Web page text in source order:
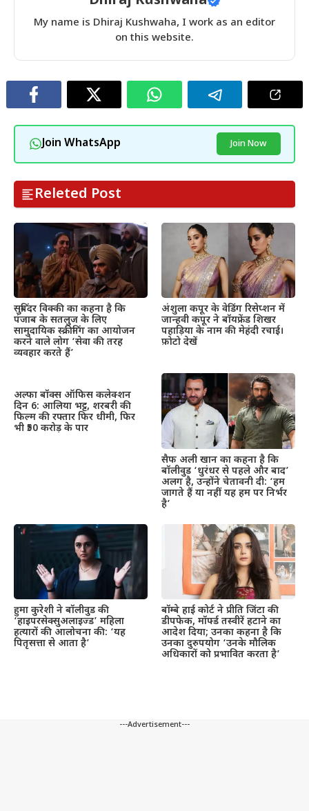
My name is Dhiraj Kushwaha, I work as an editor
on this website.
Join WhatsApp Join Now
Releted Post
सुबिंदर विक्की का कहना है कि
पंजाब के सतलुज के लिए
सामुदायिक स्क्रीनिंग का आयोजन
करने वाले लोग ‘सेवा की तरह
व्यवहार करते हैं’
अंशुला कपूर के वेडिंग रिसेप्शन में
जान्हवी कपूर ने बॉयफ्रेंड शिखर
पहाड़िया के नाम की मेहंदी रचाई।
फ़ोटो देखें
अल्फा बॉक्स ऑफिस कलेक्शन
दिन 6: आलिया भट्ट, शरबरी की
फिल्म की रफ्तार फिर धीमी, फिर
भी ₹50 करोड़ के पार
सैफ अली खान का कहना है कि
बॉलीवुड ‘धुरंधर से पहले और बाद’
अलग है, उन्होंने चेतावनी दी: ‘हम
जागते हैं या नहीं यह हम पर निर्भर
है’
हुमा कुरेशी ने बॉलीवुड की
‘हाइपरसेक्सुअलाइज्ड’ महिला
हत्यारों की आलोचना की: ‘यह
पितृसत्ता से आता है’
बॉम्बे हाई कोर्ट ने प्रीति जिंटा की
डीपफेक, मॉर्फ्ड तस्वीरें हटाने का
आदेश दिया; उनका कहना है कि
उनका दुरुपयोग ‘उनके मौलिक
अधिकारों को प्रभावित करता है’
---Advertisement---